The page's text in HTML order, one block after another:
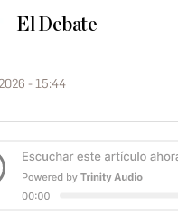
El Debate
- 15:44